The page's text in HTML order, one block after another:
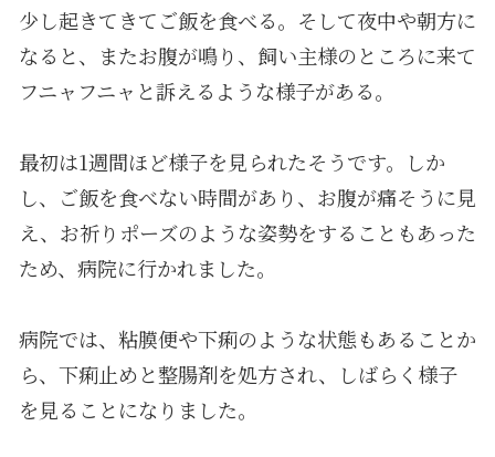
少し起きてきてご飯を食べる。そして夜中や朝方に
なると、またお腹が鳴り、飼い主様のところに来て
フニャフニャと訴えるような様子がある。
最初は1週間ほど様子を見られたそうです。しか
し、ご飯を食べない時間があり、お腹が痛そうに見
え、お祈りポーズのような姿勢をすることもあった
ため、病院に行かれました。
病院では、粘膜便や下痢のような状態もあることか
ら、下痢止めと整腸剤を処方され、しばらく様子
を見ることになりました。